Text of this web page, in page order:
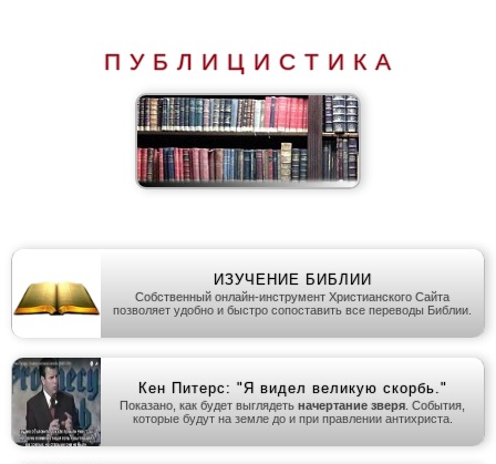
П У Б Л И Ц И С Т И К А
ИЗУЧЕНИЕ БИБЛИИ
Собственный онлайн-инструмент Христианского Сайта
позволяет удобно и быстро сопоставить все переводы Библии.
Кен Питерс: "Я видел великую скорбь."
Показано, как будет выглядеть начертание зверя . События,
которые будут на земле до и при правлении антихриста.